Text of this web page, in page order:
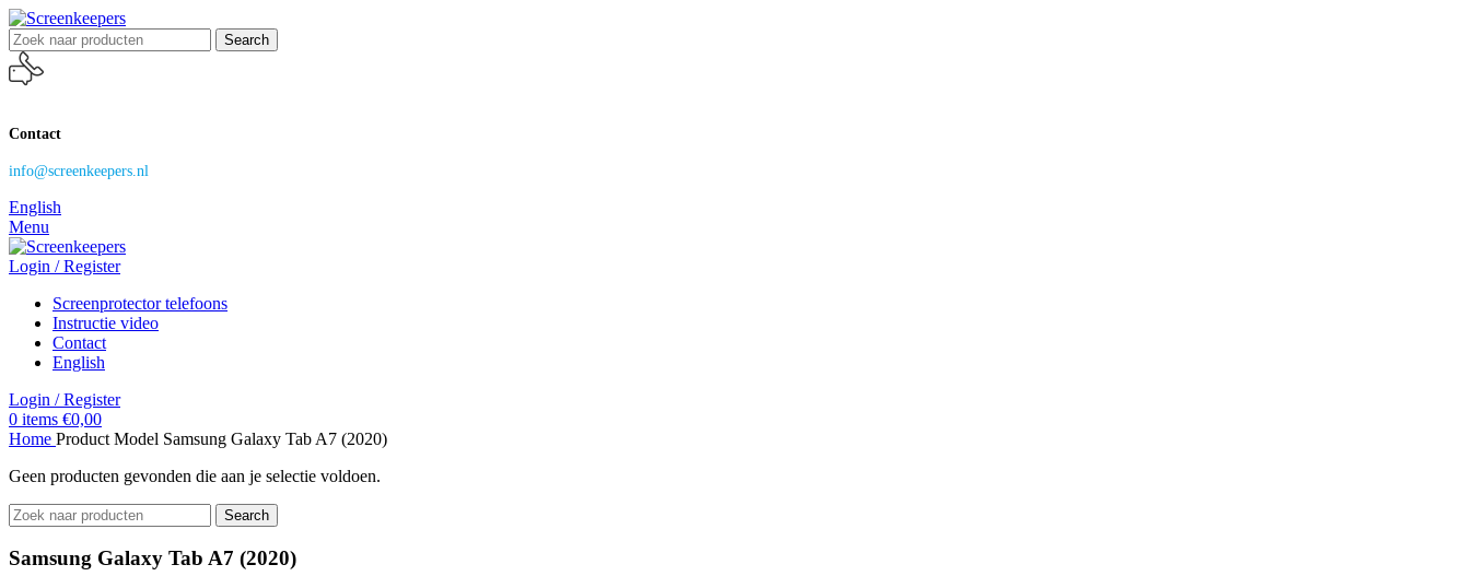
Search
Contact
info@screenkeepers.nl
English
Menu
Login / Register
Screenprotector telefoons
Instructie video
Contact
English
Login / Register
0 items €0,00
Home Product Model Samsung Galaxy Tab A7 (2020)
Geen producten gevonden die aan je selectie voldoen.
Search
Samsung Galaxy Tab A7 (2020)